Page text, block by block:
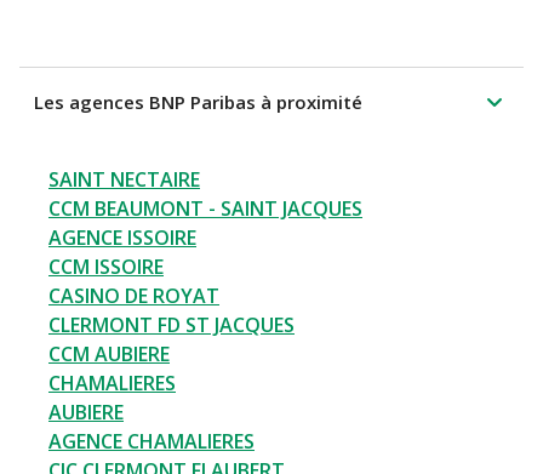
Les agences BNP Paribas à proximité
SAINT NECTAIRE
CCM BEAUMONT - SAINT JACQUES
AGENCE ISSOIRE
CCM ISSOIRE
CASINO DE ROYAT
CLERMONT FD ST JACQUES
CCM AUBIERE
CHAMALIERES
AUBIERE
AGENCE CHAMALIERES